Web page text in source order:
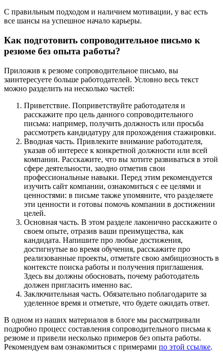
С правильным подходом и наличием мотивации, у вас есть
все шансы на успешное начало карьеры.
Как подготовить сопроводительное письмо к
резюме без опыта работы?
Приложив к резюме сопроводительное письмо, вы
заинтересуете больше работодателей. Условно весь текст
можно разделить на несколько частей:
Приветствие. Поприветствуйте работодателя и
расскажите про цель данного сопроводительного
письма: например, получить должность или просьба
рассмотреть кандидатуру для прохождения стажировки.
Вводная часть. Привлеките внимание работодателя,
указав об интересе к конкретной должности или всей
компании. Расскажите, что вы хотите развиваться в этой
сфере деятельности, заодно отметив свои
профессиональные навыки. Перед этим рекомендуется
изучить сайт компании, ознакомиться с ее целями и
ценностями: в письме также упомяните, что разделяете
эти ценности и готовы помочь компании в достижении
целей.
Основная часть. В этом разделе лаконично расскажите о
своем опыте, отразив ваши преимущества, как
кандидата. Напишите про любые достижения,
достигнутые во время обучения, расскажите про
реализованные проекты, отметьте свою амбициозность в
контексте поиска работы и получения приглашения.
Здесь вы должны обосновать, почему работодатель
должен пригласить именно вас.
Заключительная часть. Обязательно поблагодарите за
уделенное время и отметьте, что будете ожидать ответ.
В одном из наших материалов в блоге мы рассматривали
подробно процесс составления сопроводительного письма к
резюме и привели несколько примеров без опыта работы.
Рекомендуем вам ознакомиться с примерами по этой ссылке.